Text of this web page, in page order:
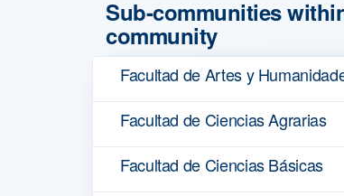
Sub-communities
community
Facultad de Artes y
Facultad de Ciencias Agrarias
Facultad de Ciencias Básicas